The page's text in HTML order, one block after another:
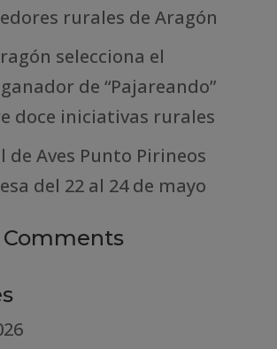
rurales de Aragón
selecciona el
de “Pajareando”
doce iniciativas rurales
de Aves Punto Pirineos
del 22 al 24 de mayo
Comments